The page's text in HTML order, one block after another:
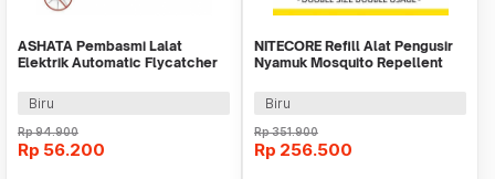
ASHATA Pembasmi Lalat
Elektrik Automatic Flycatcher
Biru
Rp94.900
Rp 56.200
NITECORE Refill Alat Pengusir
Nyamuk Mosquito Repellent
Biru
Rp351.900
Rp 256.500